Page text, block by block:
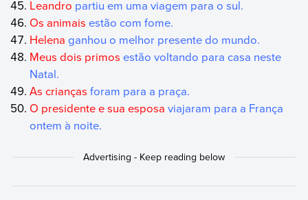
Leandro partiu em uma viagem para o sul.
Os animais estão com fome.
Helena ganhou o melhor presente do mundo.
Meus dois primosestão voltando para casa neste
Natal.
As crianças foram para a praça.
O presidente e sua esposa viajaram para a França
ontem à noite.